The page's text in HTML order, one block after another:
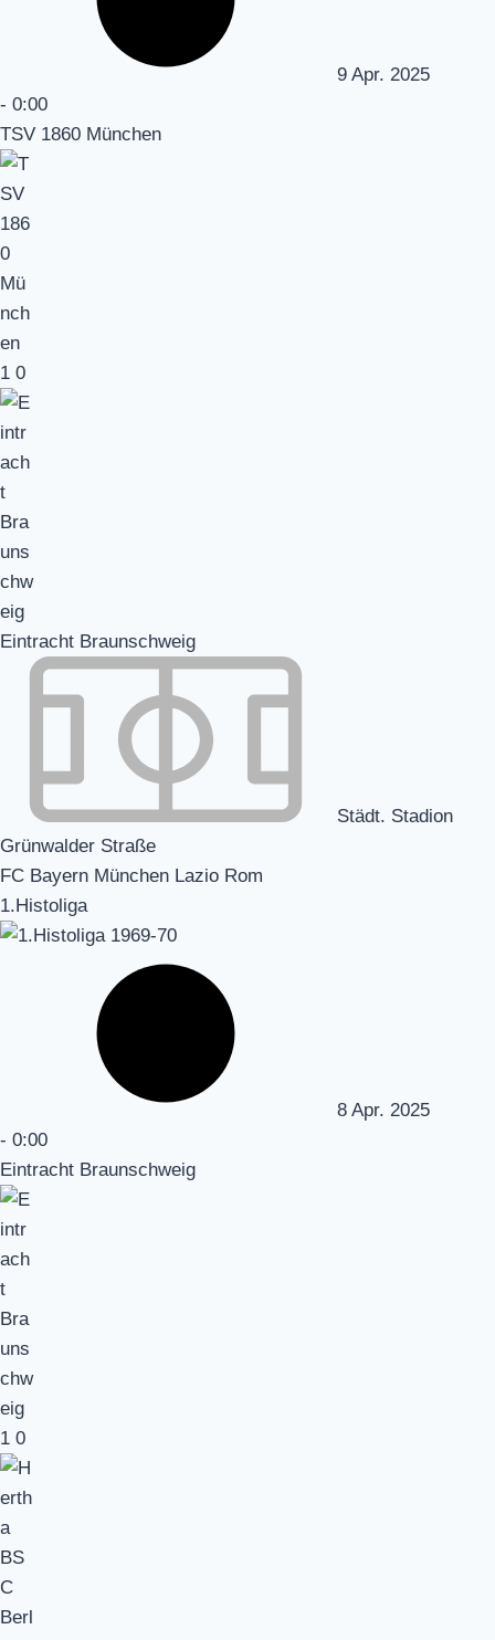
9 Apr. 2025
- 0:00
TSV 1860 München
1 0
Eintracht Braunschweig
Städt. Stadion
Grünwalder Straße
FC Bayern München Lazio Rom
1.Histoliga
8 Apr. 2025
- 0:00
Eintracht Braunschweig
1 0